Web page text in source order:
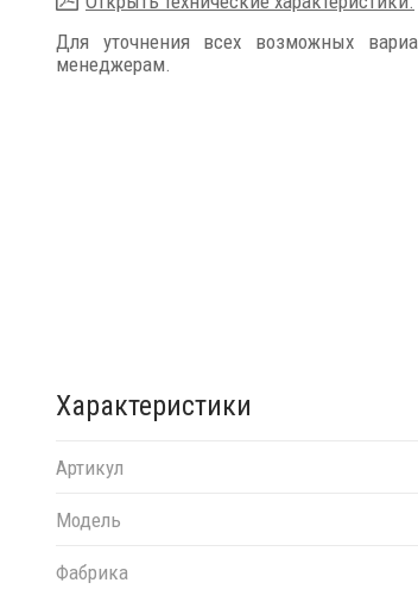
Для уточнения всех возможных
менеджерам.
Характеристики
Артикул
Модель
Фабрика